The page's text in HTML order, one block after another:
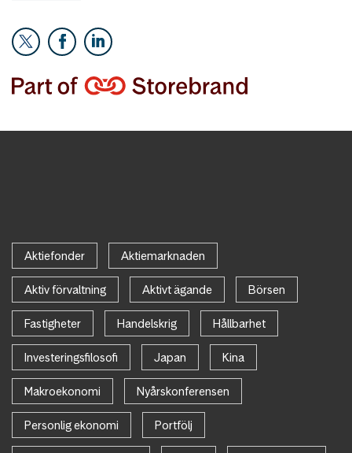
Aktiefonder Aktiemarknaden
Aktiv förvaltning Aktivt ägande Börsen
Fastigheter Handelskrig Hållbarhet
Investeringsfilosofi Japan Kina
Makroekonomi Nyårskonferensen
Personlig ekonomi Portfölj